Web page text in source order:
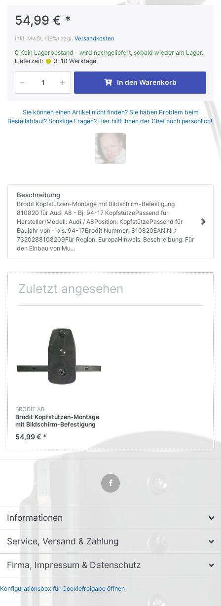
54,99 € *
inkl. MwSt. (19%) zzgl. Versandkosten
0 Kein Lagerbestand - wird nachgeliefert, sobald wieder am Lager.
Lieferzeit:
3-10 Werktage
In den Warenkorb
Sie können einen Artikel nicht finden? Sie haben Problem beim
Bestellablauf? Sonstige Fragen? Hier hilft Ihnen der Chef noch persönlich!
Beschreibung
Brodit Kopfstützen-Montage mit Bildschirm-Befestigung
810820 für Audi A8 - Bj: 94-17 KopfstützePassend für
Hersteller/Modell: Audi / A8Position: KopfstützePassend für
Baujahr von - bis: 94-17Brodit Nummer: 810820EAN Nr.:
7320288108209Für Region: EuropaHinweis: Beschreibung: Für
den Einbau von Mu...
Zuletzt angesehen
BRODIT AB
Brodit Kopfstützen-Montage
mit Bildschirm-Befestigung
17 Kopfstütze
54,99 € *
Informationen
Service, Versand & Zahlung
Firma, Impressum & Datenschutz
Konfigurationsbox für Cookiefreigabe öffnen